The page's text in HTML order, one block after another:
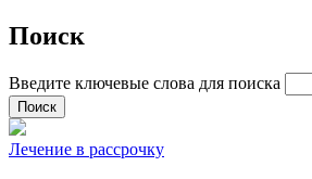
Поиск
Введите ключевые слова для поиска
Лечение в рассрочку